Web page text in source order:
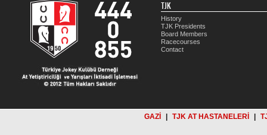
TJK
History
TJK Presidents
Board Members
Racecourses
Contact
GAZİ TJK AT HASTANELERİ